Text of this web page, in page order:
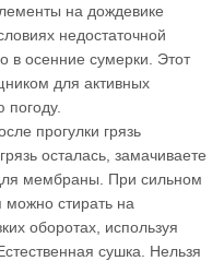
на дождевике
недостаточной
в осенние сумерки. Этот
для активных
прогулки грязь
осталась, замачиваете
мембраны. При сильном
стирать на
оборотах, используя
сушка. Нельзя